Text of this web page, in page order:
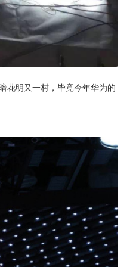
花明又一村，毕竟今年华为的